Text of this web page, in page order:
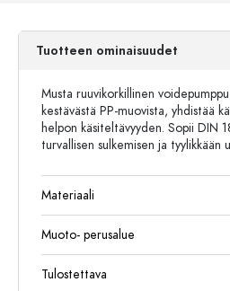
Tuotteen ominaisuudet
Musta ruuvikorkillinen
kestävästä PP-muovista, yhdistää
helpon käsiteltävyyden. Sopii DIN
turvallisen sulkemisen ja tyylikkään
Materiaali
Muoto- perusalue
Tulostettava